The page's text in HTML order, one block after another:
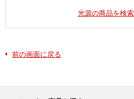
光源の商品を検
前の画面に戻る